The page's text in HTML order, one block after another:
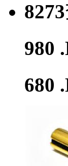
8273
980
680